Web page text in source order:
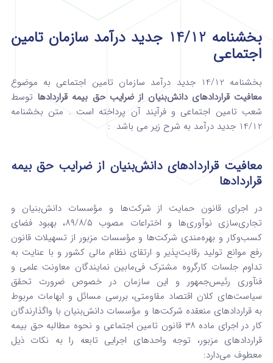
بخشنامه 14/12 جدید درآمد سازمان تامین
اجتماعی
بخشنامه 14/12 جدید درآمد سازمان تامین اجتماعی به موضوع
معافیت قراردادهای دانش‌بنیان از ضرایب حق بیمه قراردادها توسط
شعب تامین اجتماعی و فرآیند آن پرداخته است . متن بخشنامه
14/12 جدید درآمد به شرح زیر می باشد :
معافیت قراردادهای دانش‌بنیان از ضرایب حق بیمه
قراردادها
در اجرای قانون حمایت از شرکت‌ها و مؤسسات دانش‌بنیان و
تجاری‌سازی نوآوری‌ها و اختراعات مصوب ۵‏‏/۸‏‏/۸۹، بهبود فضای
کسب‌وکار و بهره‌مندی شرکت‌ها و مؤسسات مزبور از تسهیلات قانون
رفع موانع تولید رقابت‌پذیر و ارتقای نظام مالی کشور و با عنایت به
تداوم جلسات کارگروه مشترک فی‌مابین نمایندگان معاونت علمی و
فنآوری رئیس‌جمهور و این سازمان در خصوص ضرورت تحقق
سیاست‌های کلان اقتصاد مقاومتی، بررسی مسائل و ابهامات مربوط
به قراردادهای منعقده شرکت‌ها و مؤسسات دانش‌بنیان با واگذارندگان
کار در اجرای ماده ۳۸ قانون تامین ‌اجتماعی و نحوه مطالبه حق بیمه
قراردادهای مزبور، توجه واحدهای اجرایی تابعه را به نکات ذیل
معطوف می‌دارد: